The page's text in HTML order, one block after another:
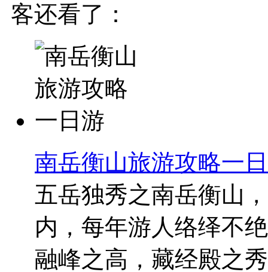
客还看了：
南岳衡山旅游攻略一
五岳独秀之南岳衡山
内，每年游人络绎不
融峰之高，藏经殿之